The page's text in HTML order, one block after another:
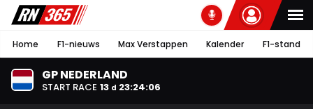
Home F1-nieuws Max Verstappen Kalender F1-stand
GP NEDERLAND
START RACE 13 d 23:24:05